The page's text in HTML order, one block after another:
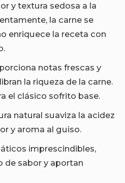
y textura sedosa a la
la carne se
enriquece la receta con
notas frescas y
la riqueza de la carne.
el clásico sofrito base.
natural suaviza la acidez
y aroma al guiso.
imprescindibles,
de sabor y aportan